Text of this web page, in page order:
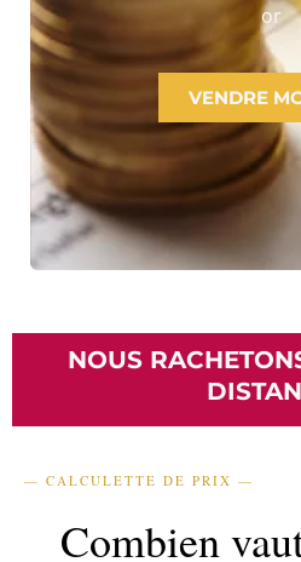
or
VENDRE
NOUS
— CALCULETTE DE PRIX —
Combien